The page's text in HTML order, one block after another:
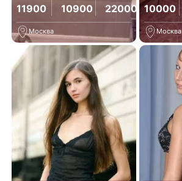
11900 10900 22000
Москва
10000
Москва